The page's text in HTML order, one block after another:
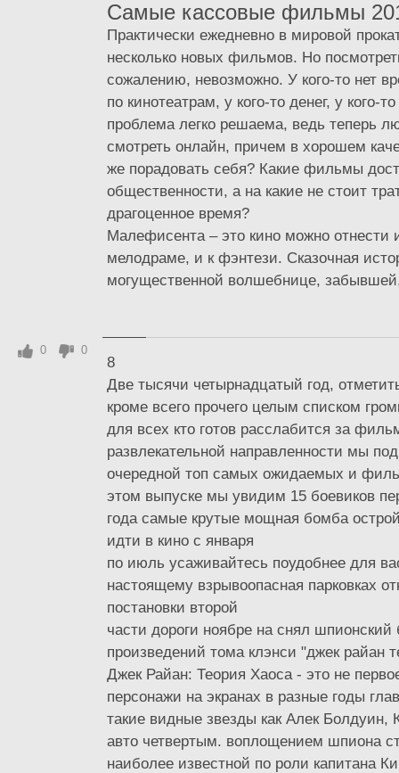
Самые кассовые фильмы
Практически ежедневно в мировой
несколько новых фильмов. Но
сожалению, невозможно. У кого-то нет
по кинотеатрам, у кого-то денег, у кого-
проблема легко решаема, ведь теперь
смотреть онлайн, причем в хорошем
же порадовать себя? Какие фильмы
общественности, а на какие не стоит
драгоценное время?
Малефисента – это кино можно отнести
мелодраме, и к фэнтези. Сказочная
могущественной волшебнице,
8
Две тысячи четырнадцатый год,
кроме всего прочего целым списком
для всех кто готов расслабится за
развлекательной направленности мы
очередной топ самых ожидаемых и
этом выпуске мы увидим 15 боевиков
года самые крутые мощная бомба
идти в кино с января
по июль усаживайтесь поудобнее для
настоящему взрывоопасная парковках
постановки второй
части дороги ноябре на снял
произведений тома клэнси "джек райан
Джек Райан: Теория Хаоса - это не
персонажи на экранах в разные годы
такие видные звезды как Алек Болдуин,
авто четвертым. воплощением шпиона
наиболее известной по роли капитана
0 0